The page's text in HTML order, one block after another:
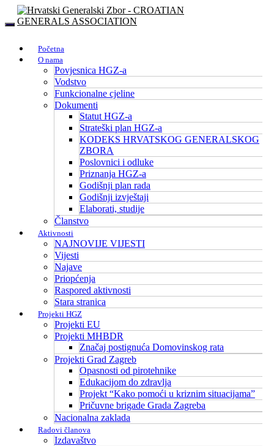
Početna
O nama
Povjesnica HGZ-a
Vodstvo
Funkcionalne cjeline
Dokumenti
Statut HGZ-a
Strateški plan HGZ-a
KODEKS HRVATSKOG GENERALSKOG
ZBORA
Poslovnici i odluke
Priznanja HGZ-a
Godišnji plan rada
Godišnji izvještaji
Elaborati, studije
Članstvo
Aktivnosti
NAJNOVIJE VIJESTI
Vijesti
Najave
Priopćenja
Raspored aktivnosti
Stara stranica
Projekti HGZ
Projekti EU
Projekti MHBDR
Značaj postignuća Domovinskog rata
Projekti Grad Zagreb
Opasnosti od pirotehnike
Edukacijom do zdravlja
Projekt “Kako pomoći u kriznim situacijama”
Pričuvne brigade Grada Zagreba
Nacionalna zaklada
Radovi članova
Izdavaštvo